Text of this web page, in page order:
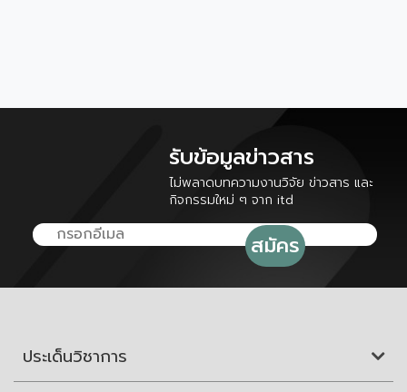
รับข้อมูลข่าวสาร
ไม่พลาดบทความงานวิจัย ข่าวสาร และ
กิจกรรมใหม่ ๆ จาก itd
ประเด็นวิชาการ